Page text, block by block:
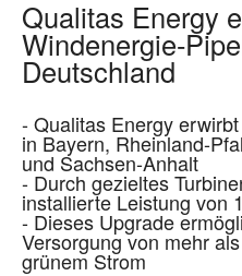
Qualitas Energy
Windenergie-
Deutschland
- Qualitas Energy
in Bayern, Rheinland-
und Sachsen-Anhalt
- Durch gezieltes
installierte Leistung von
- Dieses Upgrade
Versorgung von mehr
grünem Strom